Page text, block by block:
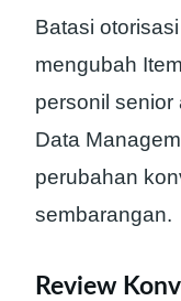
Batasi
mengubah
personil senior
Data
perubahan
sembarangan.
Review